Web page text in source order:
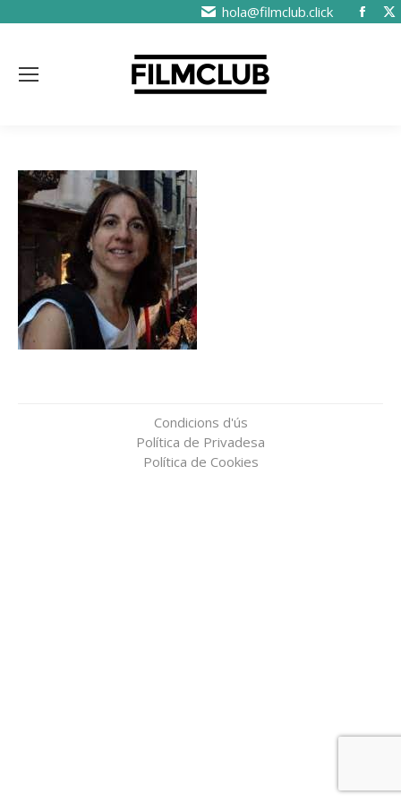
hola@filmclub.click
Condicions d'ús
Política de Privadesa
Política de Cookies